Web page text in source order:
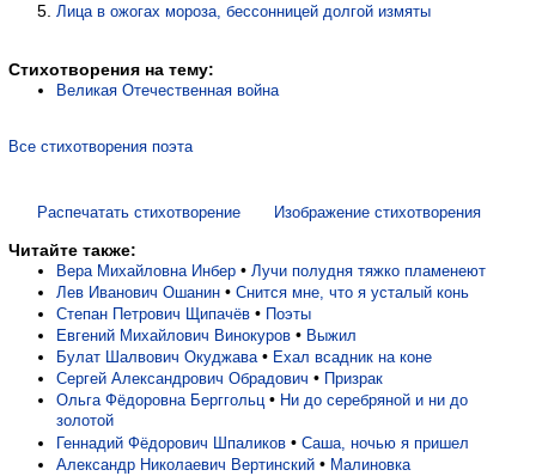
Лица в ожогах мороза, бессонницей долгой измяты
Стихотворения на тему:
Великая Отечественная война
Все стихотворения поэта
Распечатать стихотворение Изображение стихотворения
Читайте также:
Вера Михайловна Инбер • Лучи полудня тяжко пламенеют
Лев Иванович Ошанин • Снится мне, что я усталый конь
Степан Петрович Щипачёв • Поэты
Евгений Михайлович Винокуров • Выжил
Булат Шалвович Окуджава • Ехал всадник на коне
Сергей Александрович Обрадович • Призрак
Ольга Фёдоровна Берггольц • Ни до серебряной и ни до
золотой
Геннадий Фёдорович Шпаликов • Саша, ночью я пришел
Александр Николаевич Вертинский • Малиновка